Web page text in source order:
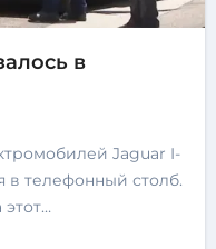
в
в телефонный столб.